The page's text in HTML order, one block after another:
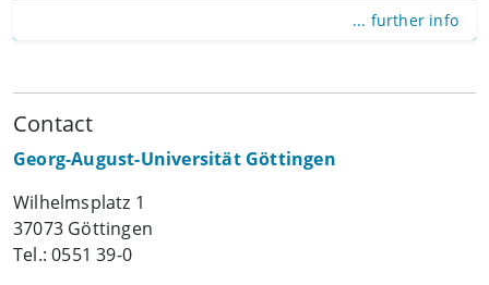
... further info
Contact
Georg-August-Universität Göttingen
Wilhelmsplatz 1
37073 Göttingen
Tel.: 0551 39-0